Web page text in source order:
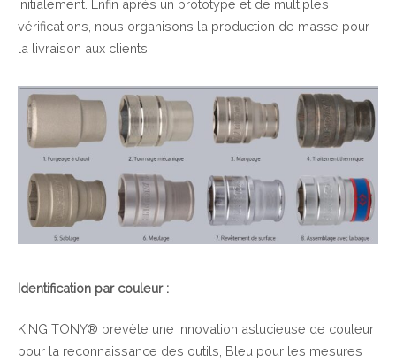
initialement. Enfin aprés un prototype et de multiples
vérifications, nous organisons la production de masse pour
la livraison aux clients.
Identification par couleur :
KING TONY® brevète une innovation astucieuse de couleur
pour la reconnaissance des outils, Bleu pour les mesures